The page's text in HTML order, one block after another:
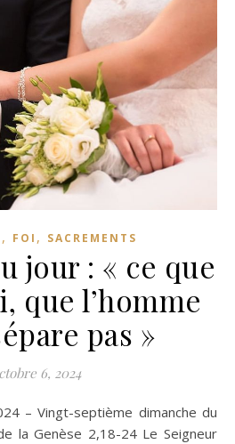
, FOI , SACREMENTS
jour : « ce que
que l’homme
pas »
6, 2024
la Genèse 2,18-24 Le Seigneur